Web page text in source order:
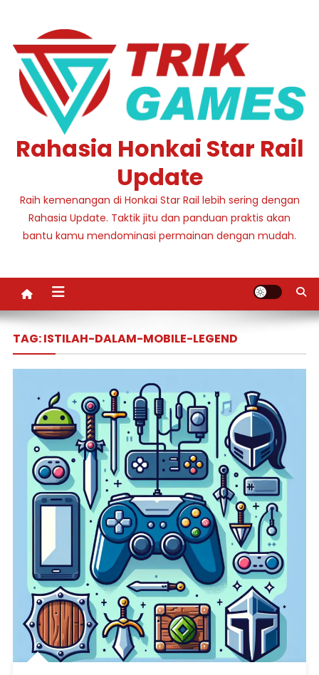
content
Rahasia Honkai Star Rail
Update
Raih kemenangan di Honkai Star Rail lebih sering dengan
Rahasia Update. Taktik jitu dan panduan praktis akan
bantu kamu mendominasi permainan dengan mudah.
TAG:ISTILAH-DALAM-MOBILE-LEGEND